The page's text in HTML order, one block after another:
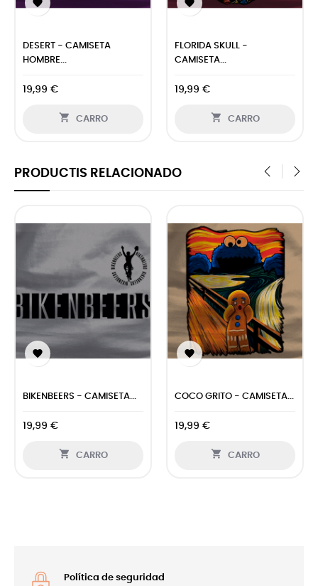

DESERT - CAMISETA
HOMBRE...
19,99 €
 CARRO

FLORIDA SKULL -
CAMISETA...
19,99 €
 CARRO
PRODUCTIS RELACIONADO

BIKENBEERS - CAMISETA...
19,99 €
 CARRO

COCO GRITO - CAMISETA...
19,99 €
 CARRO
Política de seguridad